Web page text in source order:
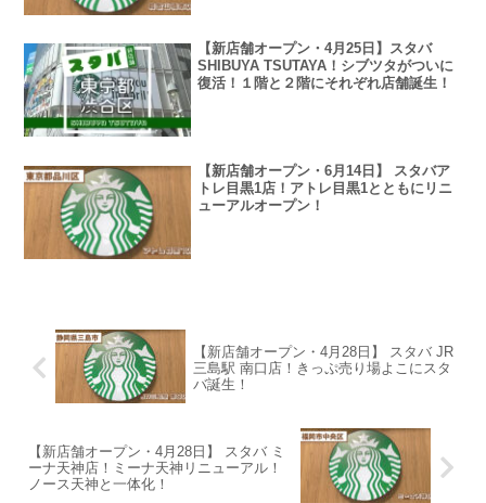
【新店舗オープン・4月25日】スタバ
SHIBUYA TSUTAYA！シブツタがついに
復活！１階と２階にそれぞれ店舗誕生！
【新店舗オープン・6月14日】 スタバア
トレ目黒1店！アトレ目黒1とともにリニ
ューアルオープン！
【新店舗オープン・4月28日】 スタバ JR
三島駅 南口店！きっぷ売り場よこにスタ
バ誕生！
【新店舗オープン・4月28日】 スタバ ミ
ーナ天神店！ミーナ天神リニューアル！
ノース天神と一体化！